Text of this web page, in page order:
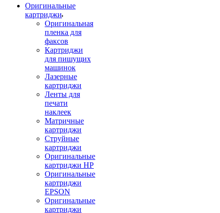
Оригинальные
картриджи
Оригинальная
пленка для
факсов
Картриджи
для пишущих
машинок
Лазерные
картриджи
Ленты для
печати
наклеек
Матричные
картриджи
Струйные
картриджи
Оригинальные
картриджи HP
Оригинальные
картриджи
EPSON
Оригинальные
картриджи